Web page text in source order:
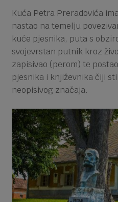
Kuća Petra Preradovića
nastao na temelju
kuće pjesnika, puta s
svojevrstan putnik kroz
zapisivao (perom) te
pjesnika i književnika čiji
neopisivog značaja.